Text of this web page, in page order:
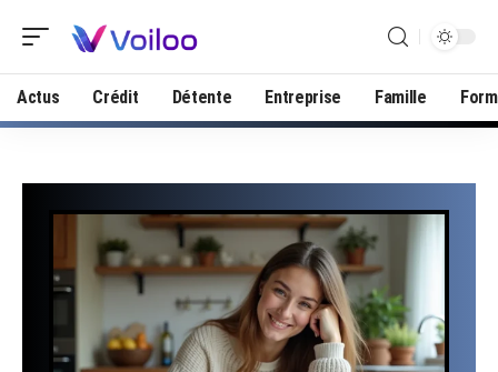
Actus Crédit Détente Entreprise Famille